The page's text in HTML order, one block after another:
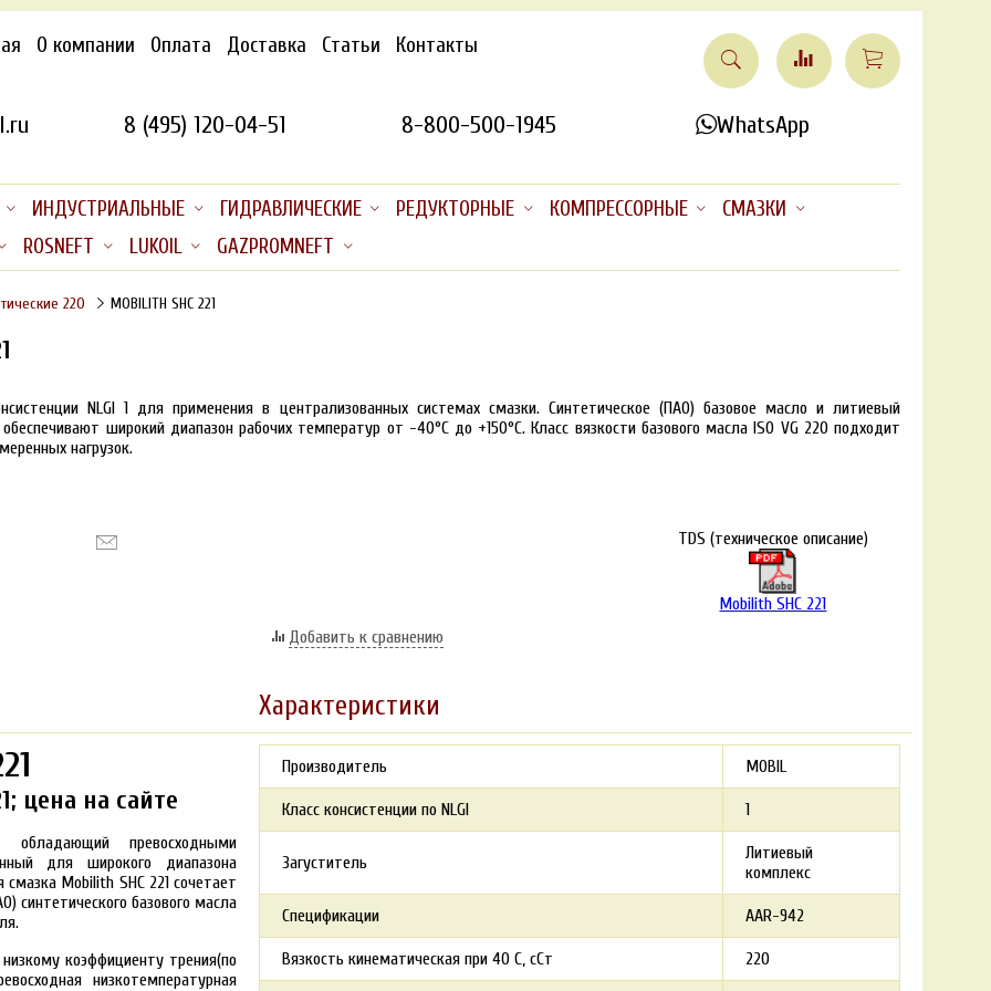
О компании Оплата Доставка Статьи Контакты
8 (495) 120-04-51 8-800-500-1945 WhatsApp
ИНДУСТРИАЛЬНЫЕ ГИДРАВЛИЧЕСКИЕ РЕДУКТОРНЫЕ КОМПРЕССОРНЫЕ
СМАЗКИ
ROSNEFT
LUKOIL GAZPROMNEFT
220 MOBILITH SHC 221
NLGI 1 для применения в централизованных системах смазки. Синтетическое (ПАО) базовое масло и литиевый
широкий диапазон рабочих температур от -40°С до +150°С. Класс вязкости базового масла ISO VG 220 подходит
нагрузок.
TDS (техническое описание)
Mobilith SHC 221
Добавить к сравнению
Характеристики
цена на сайте
обладающий превосходными
для широкого диапазона
Mobilith SHC 221 сочетает
синтетического базового масла
коэффициенту трения(по
низкотемпературная
Производитель MOBIL
Класс консистенции по NLGI 1
Загуститель
Литиевый
комплекс
Спецификации AAR-942
Вязкость кинематическая при 40 С, сСт 220